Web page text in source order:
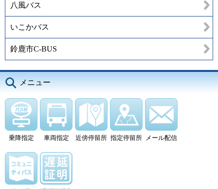
八風バス
いこかバス
鈴鹿市C-BUS
メニュー
乗降指定 車両指定 近傍停留所 指定停留所 メール配信